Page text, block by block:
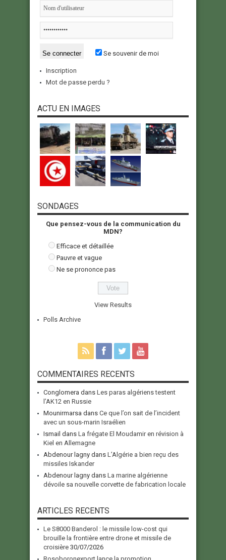
Se souvenir de moi
Inscription
Mot de passe perdu ?
ACTU EN IMAGES
SONDAGES
Que pensez-vous de la communication du
MDN?
Efficace et détaillée
Pauvre et vague
Ne se prononce pas
View Results
Polls Archive
COMMENTAIRES RECENTS
Conglomera dans Les paras algériens testent
l’AK12 en Russie
Mounirmarsa dans Ce que l’on sait de l’incident
avec un sous-marin Israélien
Ismail dans La frégate El Moudamir en révision à
Kiel en Allemagne
Abdenour lagny dans L’Algérie a bien reçu des
missiles Iskander
Abdenour lagny dans La marine algérienne
dévoile sa nouvelle corvette de fabrication locale
ARTICLES RECENTS
Le S8000 Banderol : le missile low-cost qui
brouille la frontière entre drone et missile de
croisière 30/07/2026